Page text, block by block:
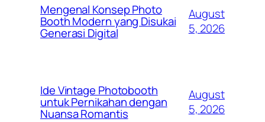
Mengenal Konsep Photo
Booth Modern yang Disukai
Generasi Digital
August
5, 2026
Ide Vintage Photobooth
untuk Pernikahan dengan
Nuansa Romantis
August
5, 2026